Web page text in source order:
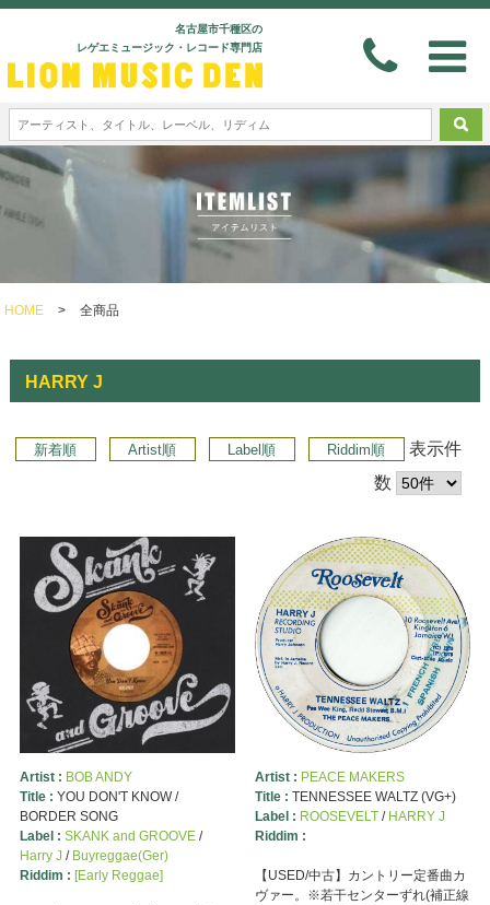
名古屋市千種区の
レゲエミュージック・レコード専門店
HOME > 全商品
HARRY J
新着順 Artist順 Label順 Riddim順
表示件
数
Artist : BOB ANDY
Title : YOU DON'T KNOW /
BORDER SONG
Label : SKANK and GROOVE/
Harry J / Buyreggae(Ger)
Riddim : [Early Reggae]
Artist : PEACE MAKERS
Title : TENNESSEE WALTZ (VG+)
Label : ROOSEVELT/ HARRY J
Riddim :
【USED/中古】カントリー定番曲カ
ヴァー。※若干センターずれ(補正線